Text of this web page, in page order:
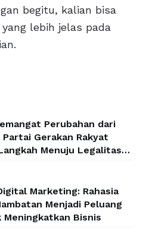
begitu, kalian bisa
lebih jelas pada
Perubahan dari
Gerakan Rakyat
Menuju Legalitas
Marketing: Rahasia
Menjadi Peluang
Bisnis